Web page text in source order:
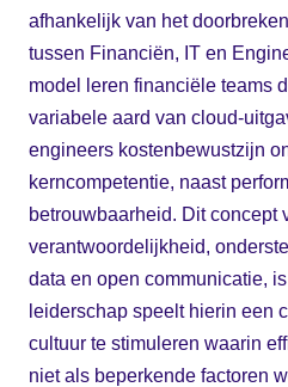
afhankelijk van het
tussen Financiën, IT en
model leren financiële teams
variabele aard van cloud-
engineers kostenbewustzijn
kerncompetentie, naast
betrouwbaarheid. Dit concept
verantwoordelijkheid,
data en open communicatie,
leiderschap speelt hierin een
cultuur te stimuleren waarin
niet als beperkende factoren